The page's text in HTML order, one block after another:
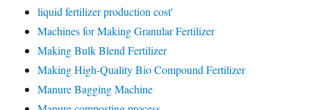
liquid fertilizer production cost'
Machines for Making Granular Fertilizer
Making Bulk Blend Fertilizer
Making High-Quality Bio Compound Fertilizer
Manure Bagging Machine